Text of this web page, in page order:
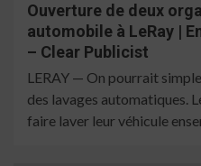
Ouverture de deux
automobile à LeRay |
– Clear Publicist
LERAY — On pourrait
des lavages automatiques.
faire laver leur véhicule